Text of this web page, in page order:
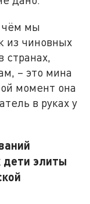
чём мы
из чиновных
странах,
– это мина
момент она
в руках у
дети элиты